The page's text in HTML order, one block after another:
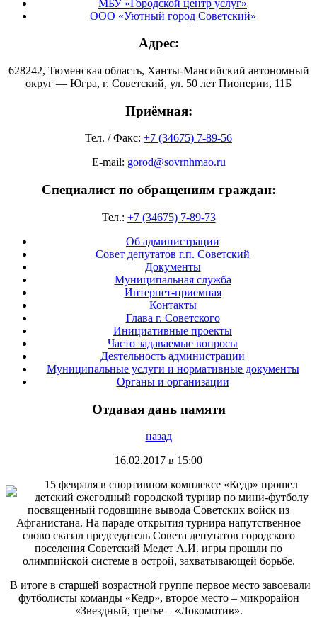
МБУ «Городской центр услуг»
ООО «Уютный город Советский»
Адрес:
628242, Тюменская область, Ханты-Мансийский автономный
округ — Югра, г. Советский, ул. 50 лет Пионерии, 11Б
Приёмная:
Тел. / Факс: +7 (34675) 7-89-56
E-mail: gorod@sovrnhmao.ru
Специалист по обращениям граждан:
Тел.: +7 (34675) 7-89-73
Об администрации
Совет депутатов г.п. Советский
Документы
Муниципальная служба
Интернет-приемная
Контакты
Глава г. Советского
Инициативные проекты
Часто задаваемые вопросы
Деятельность администрации
Муниципальные услуги и нормативные документы
Органы и организации
Отдавая дань памяти
назад
16.02.2017 в 15:00
15 февраля в спортивном комплексе «Кедр» прошел
детский ежегодный городской турнир по мини-футболу
посвященный годовщине вывода Советских войск из
Афганистана. На параде открытия турнира напутственное
слово сказал председатель Совета депутатов городского
поселения Советский Медет А.И. игры прошли по
олимпийской системе в острой, захватывающей борьбе.
В итоге в старшей возрастной группе первое место завоевали
футболисты команды «Кедр», второе место – микрорайон
«Звездный, третье – «Локомотив».